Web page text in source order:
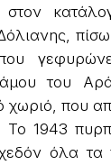
στον
του
χωριό, που
Το 1943
όλα τα